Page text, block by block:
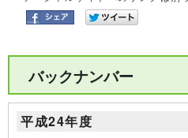
バックナンバー
平成24年度